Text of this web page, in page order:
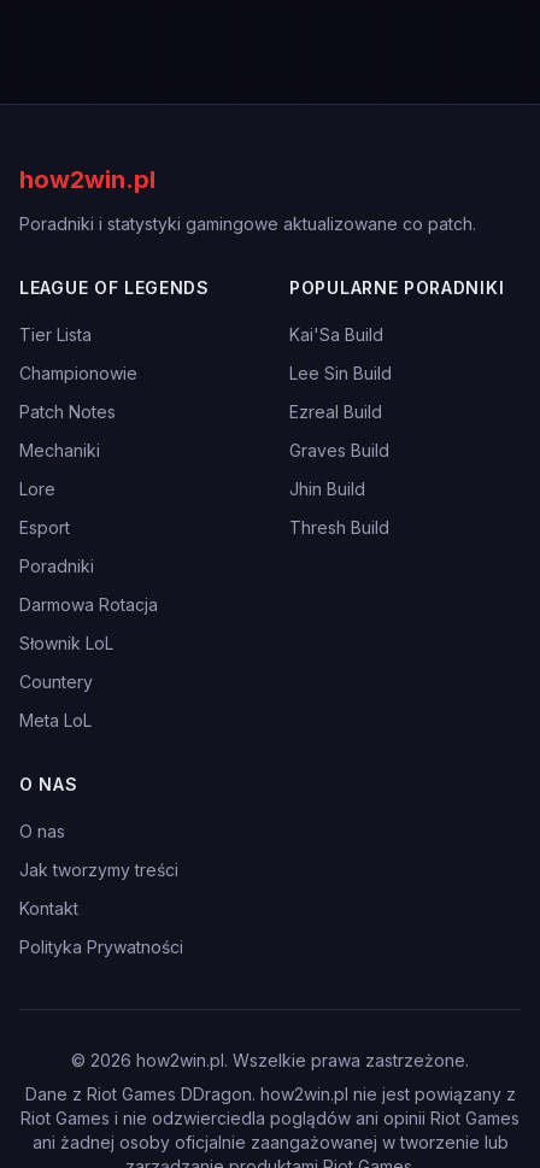
how2win.pl
Poradniki i statystyki gamingowe aktualizowane co patch.
LEAGUE OF LEGENDS
Tier Lista
Championowie
Patch Notes
Mechaniki
Lore
Esport
Poradniki
Darmowa Rotacja
Słownik LoL
Countery
Meta LoL
POPULARNE PORADNIKI
Kai'Sa Build
Lee Sin Build
Ezreal Build
Graves Build
Jhin Build
Thresh Build
O NAS
O nas
Jak tworzymy treści
Kontakt
Polityka Prywatności
© 2026 how2win.pl. Wszelkie prawa zastrzeżone.
Dane z Riot Games DDragon. how2win.pl nie jest powiązany z
Riot Games i nie odzwierciedla poglądów ani opinii Riot Games
ani żadnej osoby oficjalnie zaangażowanej w tworzenie lub